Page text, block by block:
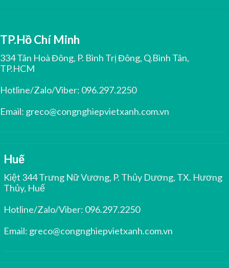
TP.Hồ Chí Minh
334 Tân Hoà Đông, P. Bình Trị Đông, Q.Bình Tân,
TP.HCM
Hotline/Zalo/Viber: 096.297.2250
Email: greco@congnghiepvietxanh.com.vn
Huế
Kiệt 344 Trưng Nữ Vương, P. Thủy Dương, TX. Hương
Thủy, Huế
Hotline/Zalo/Viber: 096.297.2250
Email: greco@congnghiepvietxanh.com.vn